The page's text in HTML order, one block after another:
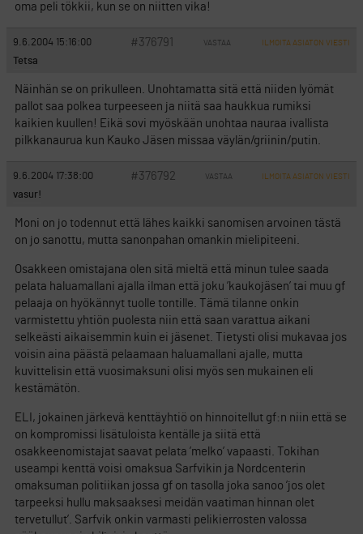
oma peli tökkii, kun se on niitten vika!
9.6.2004 15:16:00 #376791 VASTAA ILMOITA ASIATON VIESTI
Tetsa
Näinhän se on prikulleen. Unohtamatta sitä että niiden lyömät
pallot saa polkea turpeeseen ja niitä saa haukkua rumiksi
kaikien kuullen! Eikä sovi myöskään unohtaa nauraa ivallista
pilkkanaurua kun Kauko Jäsen missaa väylän/griinin/putin.
9.6.2004 17:38:00 #376792 VASTAA ILMOITA ASIATON VIESTI
vasur!
Moni on jo todennut että lähes kaikki sanomisen arvoinen tästä
on jo sanottu, mutta sanonpahan omankin mielipiteeni.
Osakkeen omistajana olen sitä mieltä että minun tulee saada
pelata haluamallani ajalla ilman että joku ’kaukojäsen’ tai muu gf
pelaaja on hyökännyt tuolle tontille. Tämä tilanne onkin
varmistettu yhtiön puolesta niin että saan varattua aikani
selkeästi aikaisemmin kuin ei jäsenet. Tietysti olisi mukavaa jos
voisin aina päästä pelaamaan haluamallani ajalle, mutta
kuvittelisin että vuosimaksuni olisi myös sen mukainen eli
kestämätön.
ELI, jokainen järkevä kenttäyhtiö on hinnoitellut gf:n niin että se
on kompromissi lisätuloista kentälle ja siitä että
osakkeenomistajat saavat pelata ’melko’ vapaasti. Tokihan
useampi kenttä voisi omaksua Sarfvikin ja Nordcenterin
omaksuman politiikan jossa gf on tasolla joka sanoo ’jos olet
tarpeeksi hullu maksaaksesi meidän vaatiman hinnan olet
tervetullut’. Sarfvik onkin varmasti pelikierrosten valossa